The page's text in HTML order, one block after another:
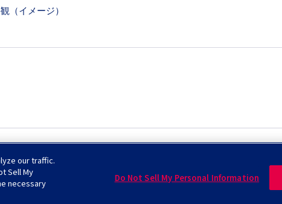
（イメージ）
トマップ ソーシャルメディアについて お問い合わせ サイトのご利用について
our traffic.
Sell My
necessary
Do Not Sell My Personal Information